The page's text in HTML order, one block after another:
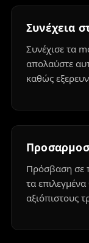
Συνέχεια
Συνέχισε τα
απολαύστε
καθώς
Πρόσβαση σε
τα
αξιόπιστους